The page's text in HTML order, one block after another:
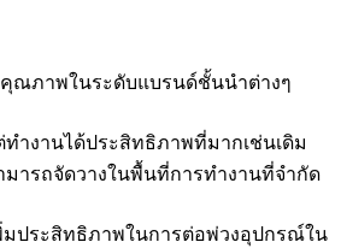
ณภาพในระดับแบรนด์ชั้นนำต่างๆ
ำงานได้ประสิทธิภาพที่มากเช่นเดิม
ารถจัดวางในพื้นที่การทำงานที่จำกัด
พิ่มประสิทธิภาพในการต่อพ่วงอุปกรณ์ใน